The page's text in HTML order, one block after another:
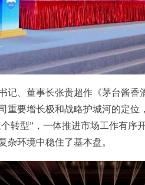
记 、董事长张贵超作《茅台酱
要增长极和战略护城河的定
转型”，一体推进市场工作有
杂环境中稳住了基本盘。